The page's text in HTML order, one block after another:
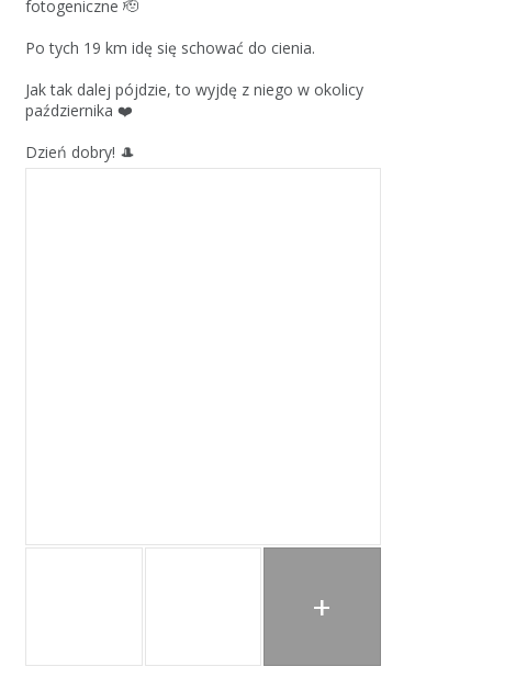
fotogeniczne 🫡
Po tych 19 km idę się schować do cienia.
Jak tak dalej pójdzie, to wyjdę z niego w okolicy
października ❤️
Dzień dobry! 🎩
+